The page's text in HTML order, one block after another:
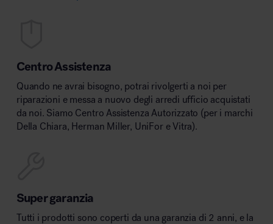
Centro Assistenza
Quando ne avrai bisogno, potrai rivolgerti a noi per
riparazioni e messa a nuovo degli arredi ufficio acquistati
da noi. Siamo Centro Assistenza Autorizzato (per i marchi
Della Chiara, Herman Miller, UniFor e Vitra).
Super garanzia
Tutti i prodotti sono coperti da una garanzia di 2 anni, e la